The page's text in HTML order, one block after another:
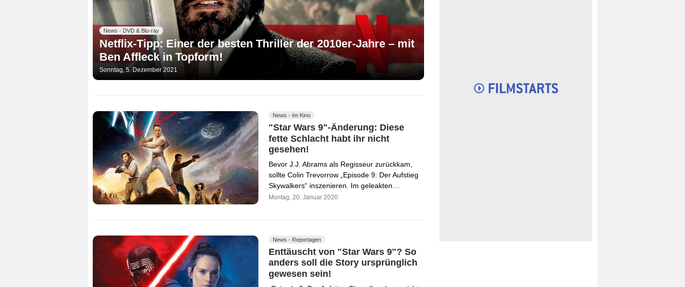
News - DVD & Blu-ray
Netflix-Tipp: Einer der besten Thriller der 2010er-Jahre – mit
Ben Affleck in Topform!
Sonntag, 5. Dezember 2021
News - Im Kino
"Star Wars 9"-Änderung: Diese
fette Schlacht habt ihr nicht
gesehen!
Bevor J.J. Abrams als Regisseur zurückkam,
sollte Colin Trevorrow „Episode 9: Der Aufstieg
Skywalkers“ inszenieren. Im geleakten…
Montag, 20. Januar 2020
News - Reportagen
Enttäuscht von "Star Wars 9"? So
anders soll die Story ursprünglich
gewesen sein!